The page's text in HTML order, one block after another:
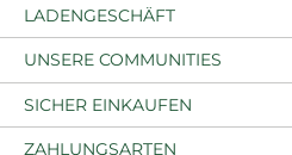
LADENGESCHÄFT
UNSERE COMMUNITIES
SICHER EINKAUFEN
ZAHLUNGSARTEN